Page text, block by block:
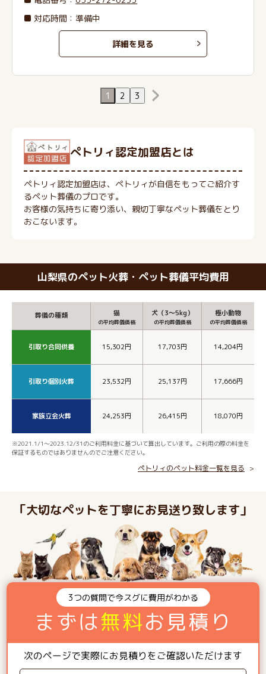
対応時間：準備中
詳細を見る
1 2 3
ぺトリィ認定加盟店とは
ペトリィ認定加盟店は、ペトリィが自信をもってご紹介す
るペット葬儀のプロです。
お客様の気持ちに寄り添い、親切丁寧なペット葬儀をとり
おこないます。
山梨県のペット火葬・ペット葬儀平均費用
葬儀の種類 猫
の平均葬儀価格
犬（3～5kg）
の平均葬儀価格
極小動物
の平均葬儀価格
引取り合同供養 15,302円 17,703円 14,204円
引取り個別火葬 23,532円 25,137円 17,666円
家族立会火葬 24,253円 26,415円 18,070円
※2021.1/1～2023.12/31のご利用料金に基づいて算出しています。ご利用の際の料金を
保証するものではありませんのでご注意ください。
ペトリィのペット料金一覧を見る
「大切なペットを丁寧にお見送り致します」
3つの質問で今スグに費用がわかる
まずは無料お見積り
次のページで実際にお見積りをご確認いただけます